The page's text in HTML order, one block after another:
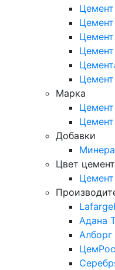
Цемент
Цемент
Марка
Добавки
Цвет
Адана
Алборг
ЦемРос